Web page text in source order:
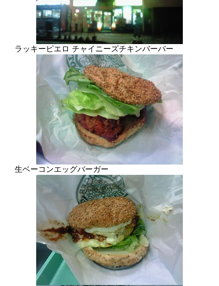
ラッキーピエロ チャイニーズチキンバーバー
生ベーコンエッグバーガー